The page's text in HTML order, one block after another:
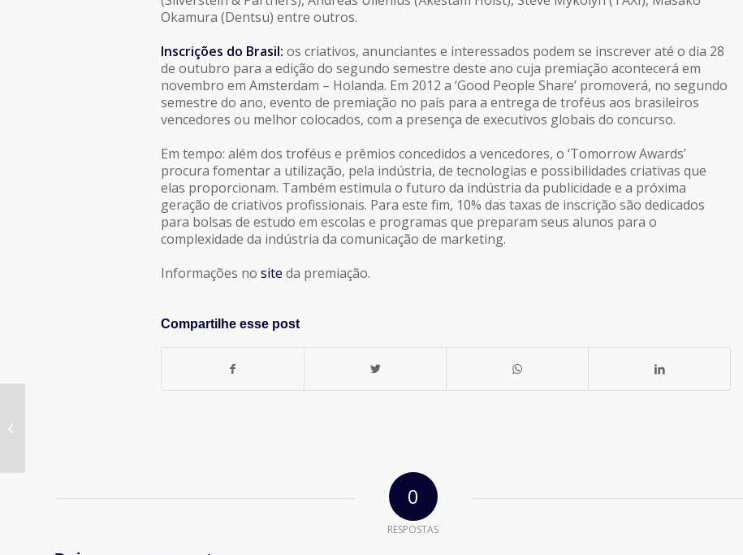
Okamura (Dentsu) entre outros.
Inscrições do Brasil: os criativos, anunciantes e interessados podem se inscrever até o dia 28
de outubro para a edição do segundo semestre deste ano cuja premiação acontecerá em
novembro em Amsterdam – Holanda. Em 2012 a ‘Good People Share’ promoverá, no segundo
semestre do ano, evento de premiação no país para a entrega de troféus aos brasileiros
vencedores ou melhor colocados, com a presença de executivos globais do concurso.
Em tempo: além dos troféus e prêmios concedidos a vencedores, o ‘Tomorrow Awards’
procura fomentar a utilização, pela indústria, de tecnologias e possibilidades criativas que
elas proporcionam. Também estimula o futuro da indústria da publicidade e a próxima
geração de criativos profissionais. Para este fim, 10% das taxas de inscrição são dedicados
para bolsas de estudo em escolas e programas que preparam seus alunos para o
complexidade da indústria da comunicação de marketing.
Informações no site da premiação.
Compartilhe esse post
0
RESPOSTAS